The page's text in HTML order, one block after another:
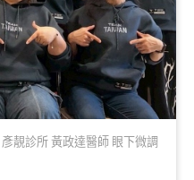
靚診所 黃政達醫師 眼下微調